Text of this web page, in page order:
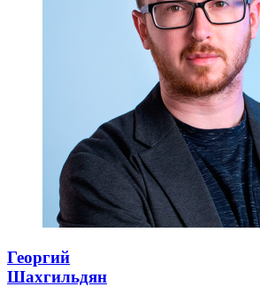
Георгий
Шахгильдян